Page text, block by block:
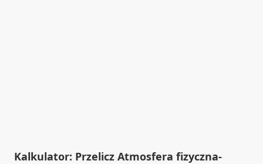
Kalkulator: Przelicz Atmosfera fizyczna-